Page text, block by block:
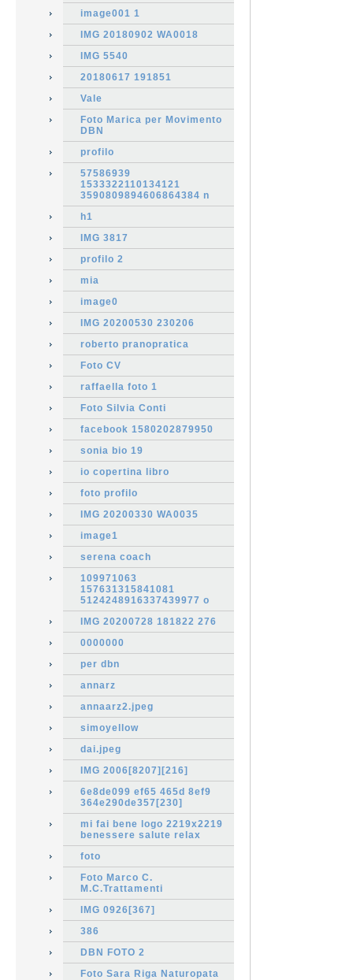
image001 1
IMG 20180902 WA0018
IMG 5540
20180617 191851
Vale
Foto Marica per Movimento
DBN
profilo
57586939
1533322110134121
3590809894606864384 n
h1
IMG 3817
profilo 2
mia
image0
IMG 20200530 230206
roberto pranopratica
Foto CV
raffaella foto 1
Foto Silvia Conti
facebook 1580202879950
sonia bio 19
io copertina libro
foto profilo
IMG 20200330 WA0035
image1
serena coach
109971063
157631315841081
5124248916337439977 o
IMG 20200728 181822 276
0000000
per dbn
annarz
annaarz2.jpeg
simoyellow
dai.jpeg
IMG 2006[8207][216]
6e8de099 ef65 465d 8ef9
364e290de357[230]
mi fai bene logo 2219x2219
benessere salute relax
foto
Foto Marco C.
M.C.Trattamenti
IMG 0926[367]
386
DBN FOTO 2
Foto Sara Riga Naturopata